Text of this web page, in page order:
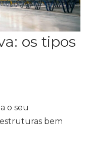
os tipos
o seu
bem